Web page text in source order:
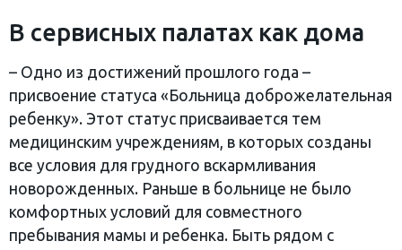
В сервисных палатах как дома
– Одно из достижений прошлого года –
присвоение статуса «Больница доброжелательная
ребенку». Этот статус присваивается тем
медицинским учреждениям, в которых созданы
все условия для грудного вскармливания
новорожденных. Раньше в больнице не было
комфортных условий для совместного
пребывания мамы и ребенка. Быть рядом с